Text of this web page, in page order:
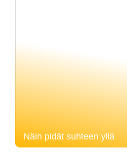
Näin pidät suhteen yllä